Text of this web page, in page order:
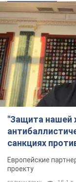
"Защита нашей
санкциях
Видео
Европейские
проекту
годину тому 15,1 т.
"Балистика
обсудить
Украиной